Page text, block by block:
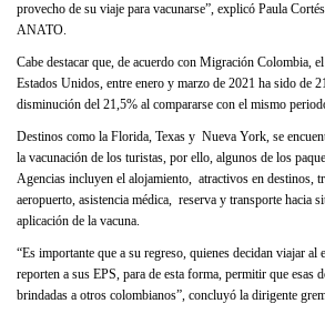
provecho de su viaje para vacunarse”, explicó Paula
ANATO.
Cabe destacar que, de acuerdo con Migración Colombia,
Estados Unidos, entre enero y marzo de 2021 ha sido de
disminución del 21,5% al compararse con el mismo
Destinos como la Florida, Texas y Nueva York, se
la vacunación de los turistas, por ello, algunos de los
Agencias incluyen el alojamiento, atractivos en destinos,
aeropuerto, asistencia médica, reserva y transporte hacia
aplicación de la vacuna.
“Es importante que a su regreso, quienes decidan viajar al
reporten a sus EPS, para de esta forma, permitir que esas
brindadas a otros colombianos”, concluyó la dirigente